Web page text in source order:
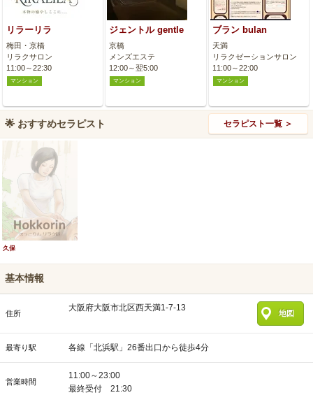
リラーリラ
梅田・京橋
リラクサロン
11:00～22:30
マンション
ジェントル gentle
京橋
メンズエステ
12:00～翌5:00
マンション
ブラン bulan
天満
リラクゼーションサロン
11:00～22:00
マンション
🌟 おすすめセラピスト セラピスト一覧 ＞
久保
基本情報
住所
大阪府大阪市北区西天満1-7-13
地図
最寄り駅 各線「北浜駅」26番出口から徒歩4分
営業時間
11:00～23:00
最終受付 21:30